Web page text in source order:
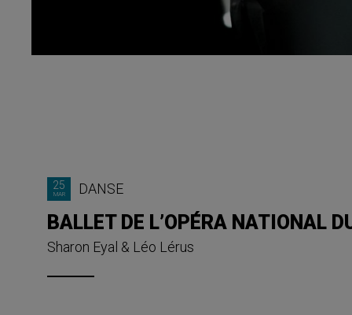
25
MAR DANSE
BALLET DE L’OPÉRA NATIONAL
Sharon Eyal & Léo Lérus